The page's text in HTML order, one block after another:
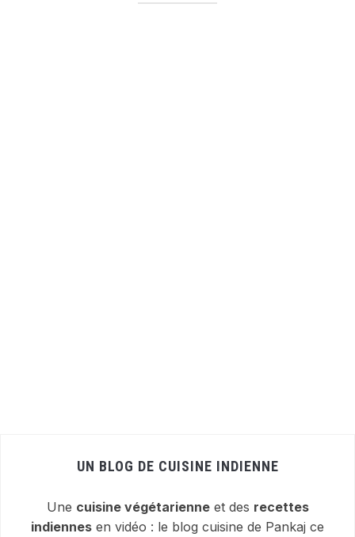
UN BLOG DE CUISINE INDIENNE
Une cuisine végétarienneet des recettes
indiennes en vidéo : le blog cuisine de Pankaj ce